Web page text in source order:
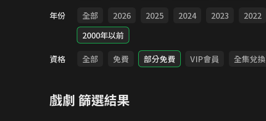
年份
全部 2026 2025 2024 2023 2022
2000年以前
資格
全部 免費 部分免費 VIP會員 全集兌換
戲劇 篩選結果